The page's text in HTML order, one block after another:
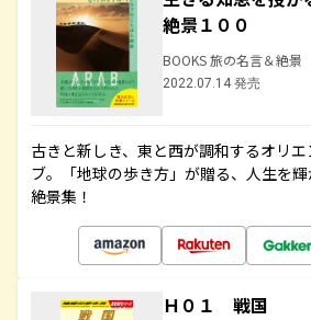
絶景１００
BOOKS 旅の名言＆絶景
2022.07.14 発売
古きと新しき、東と西が調和するオリ
ブ。「地球の歩き方」が贈る、人生を
絶景集！
Ｈ０１ 戦国